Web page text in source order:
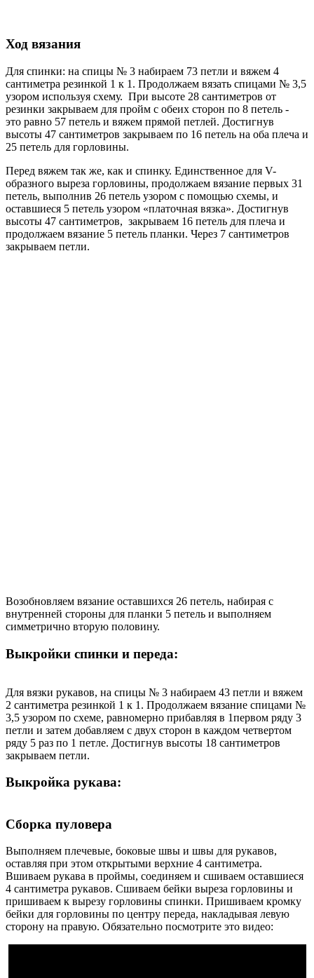
Ход вязания
Для спинки: на спицы № 3 набираем 73 петли и вяжем 4
сантиметра резинкой 1 к 1. Продолжаем вязать спицами № 3,5
узором используя схему. При высоте 28 сантиметров от
резинки закрываем для пройм с обеих сторон по 8 петель -
это равно 57 петель и вяжем прямой петлей. Достигнув
высоты 47 сантиметров закрываем по 16 петель на оба плеча и
25 петель для горловины.
Перед вяжем так же, как и спинку. Единственное для V-
образного выреза горловины, продолжаем вязание первых 31
петель, выполнив 26 петель узором с помощью схемы, и
оставшиеся 5 петель узором «платочная вязка». Достигнув
высоты 47 сантиметров, закрываем 16 петель для плеча и
продолжаем вязание 5 петель планки. Через 7 сантиметров
закрываем петли.
Возобновляем вязание оставшихся 26 петель, набирая с
внутренней стороны для планки 5 петель и выполняем
симметрично вторую половину.
Выкройки спинки и переда:
Для вязки рукавов, на спицы № 3 набираем 43 петли и вяжем
2 сантиметра резинкой 1 к 1. Продолжаем вязание спицами №
3,5 узором по схеме, равномерно прибавляя в 1первом ряду 3
петли и затем добавляем с двух сторон в каждом четвертом
ряду 5 раз по 1 петле. Достигнув высоты 18 сантиметров
закрываем петли.
Выкройка рукава:
Сборка пуловера
Выполняем плечевые, боковые швы и швы для рукавов,
оставляя при этом открытыми верхние 4 сантиметра.
Вшиваем рукава в проймы, соединяем и сшиваем оставшиеся
4 сантиметра рукавов. Сшиваем бейки выреза горловины и
пришиваем к вырезу горловины спинки. Пришиваем кромку
бейки для горловины по центру переда, накладывая левую
сторону на правую. Обязательно посмотрите это видео: